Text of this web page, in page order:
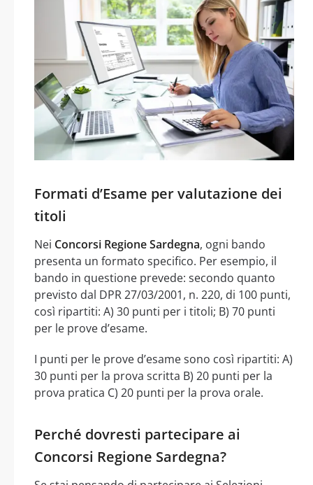
Formati d’Esame per valutazione dei
titoli
Nei Concorsi Regione Sardegna, ogni bando
presenta un formato specifico. Per esempio, il
bando in questione prevede: secondo quanto
previsto dal DPR 27/03/2001, n. 220, di 100 punti,
così ripartiti: A) 30 punti per i titoli; B) 70 punti
per le prove d’esame.
I punti per le prove d’esame sono così ripartiti: A)
30 punti per la prova scritta B) 20 punti per la
prova pratica C) 20 punti per la prova orale.
Perché dovresti partecipare ai
Concorsi Regione Sardegna?